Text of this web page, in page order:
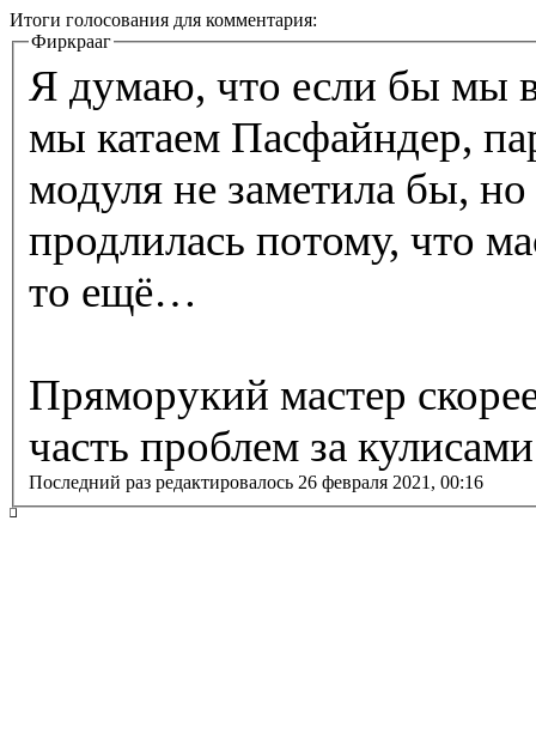
Итоги голосования для комментария:
Фиркрааг
Я думаю, что если бы мы
мы катаем Пасфайндер,
модуля не заметила бы,
продлилась потому, что
то ещё…
Пряморукий мастер
часть проблем за
Последний раз редактировалось 26 февраля 2021, 00:16